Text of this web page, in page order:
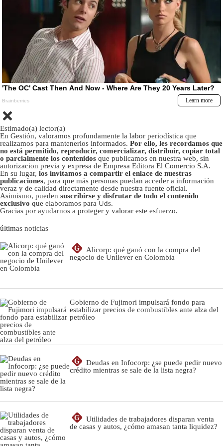
Estimado(a) lector(a)
En Gestión, valoramos profundamente la labor periodística que
realizamos para mantenerlos informados. Por ello, les recordamos que
no está permitido, reproducir, comercializar, distribuir, copiar total
o parcialmente los contenidos que publicamos en nuestra web, sin
autorizacion previa y expresa de Empresa Editora El Comercio S.A.
En su lugar, los invitamos a compartir el enlace de nuestras
publicaciones, para que más personas puedan acceder a información
veraz y de calidad directamente desde nuestra fuente oficial.
Asimismo, pueden suscribirse y disfrutar de todo el contenido
exclusivo que elaboramos para Uds.
Gracias por ayudarnos a proteger y valorar este esfuerzo.
últimas noticias
G
Alicorp: qué ganó con la compra del
negocio de Unilever en Colombia
Gobierno de Fujimori impulsará fondo para
estabilizar precios de combustibles ante alza del
petróleo
G
Deudas en Infocorp: ¿se puede pedir nuevo
crédito mientras se sale de la lista negra?
G
Utilidades de trabajadores disparan venta
de casas y autos, ¿cómo amasan tanta liquidez?